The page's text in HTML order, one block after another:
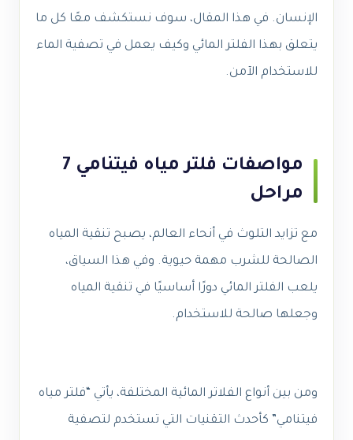
الإنسان. في هذا المقال، سوف نستكشف معًا كل ما
يتعلق بهذا الفلتر المائي وكيف يعمل في تصفية الماء
للاستخدام الآمن.
مواصفات فلتر مياه فيتنامي 7
مراحل
مع تزايد التلوث في أنحاء العالم، يصبح تنقية المياه
الصالحة للشرب مهمة حيوية. وفي هذا السياق،
يلعب الفلتر المائي دورًا أساسيًا في تنقية المياه
وجعلها صالحة للاستخدام.
ومن بين أنواع الفلاتر المائية المختلفة، يأتي “فلتر مياه
فيتنامي” كأحدث التقنيات التي تستخدم لتصفية